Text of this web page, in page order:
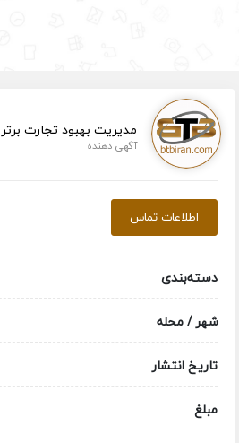
مدیریت بهبود تجارت برتر
آگهی دهنده
اطلاعات تماس
دسته‌بندی
شهر / محله
تاریخ انتشار
مبلغ